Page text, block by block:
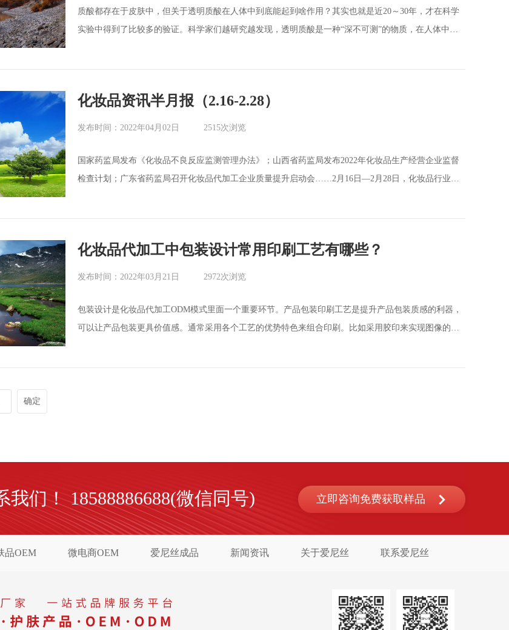
质酸都存在于皮肤中，但关于透明质酸在人体中到底能起到啥作用？其实也就是近20～30年，才在科学
实验中得到了比较多的验证。科学家们越研究越发现，透明质酸是一种“深不可测”的物质，在人体中起
化妆品资讯半月报（2.16-2.28）
发布时间：2022年04月02日 2515次浏览
国家药监局发布《化妆品不良反应监测管理办法》；山西省药监局发布2022年化妆品生产经营企业监督
检查计划；广东省药监局召开化妆品代加工企业质量提升启动会……2月16日—2月28日，化妆品行业的
化妆品代加工中包装设计常用印刷工艺有哪些？
发布时间：2022年03月21日 2972次浏览
包装设计是化妆品代加工ODM模式里面一个重要环节。产品包装印刷工艺是提升产品包装质感的利器，
可以让产品包装更具价值感。通常采用各个工艺的优势特色来组合印刷。比如采用胶印来实现图像的精
确定
们！ 18588886688(微信同号) 立即咨询免费获取样品
品OEM 微电商OEM 爱尼丝成品 新闻资讯 关于爱尼丝 联系爱尼丝